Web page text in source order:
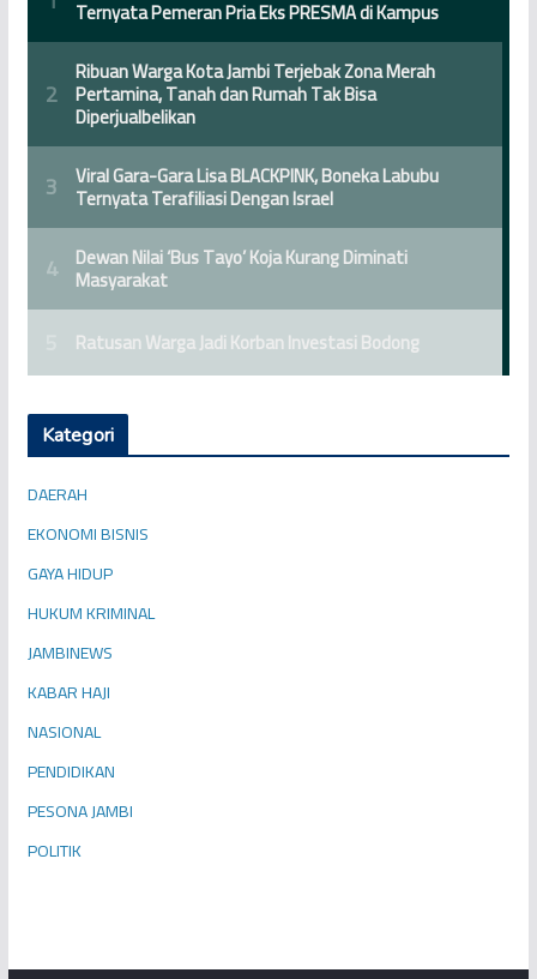
Kategori
DAERAH
EKONOMI BISNIS
GAYA HIDUP
HUKUM KRIMINAL
JAMBINEWS
KABAR HAJI
NASIONAL
PENDIDIKAN
PESONA JAMBI
POLITIK